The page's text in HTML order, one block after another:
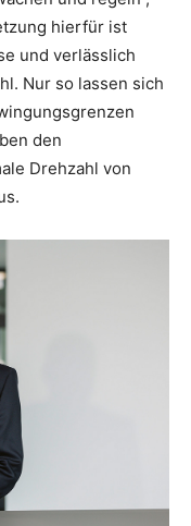
hierfür ist
und verlässlich
Nur so lassen sich
den
Drehzahl von